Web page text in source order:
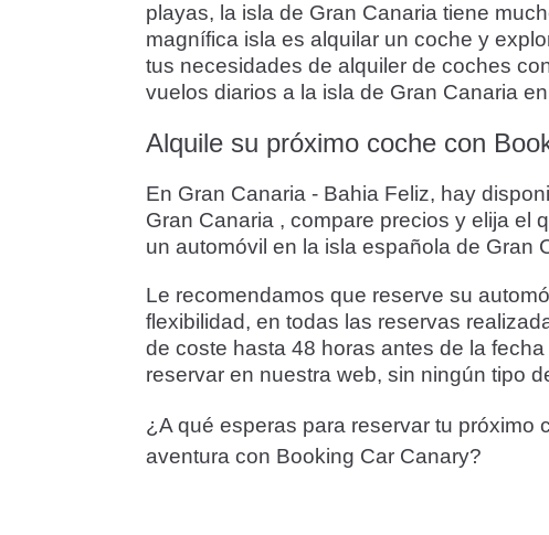
playas, la isla de Gran Canaria tiene
magnífica isla es alquilar un coche y
tus necesidades de alquiler de coches
vuelos diarios a la isla de Gran Canaria
Alquile su próximo coche con
En Gran Canaria - Bahia Feliz, hay
Gran Canaria , compare precios y elija el
un automóvil en la isla española de Gran
Le recomendamos que reserve su
flexibilidad, en todas las reservas
de coste hasta 48 horas antes de la
reservar en nuestra web, sin ningún tipo
¿A qué esperas para reservar tu
aventura con Booking Car Canary?